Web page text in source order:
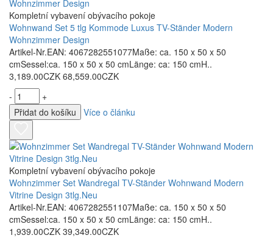
Kompletní vybavení obývacího pokoje
Wohnwand Set 5 tlg Kommode Luxus TV-Ständer Modern
Wohnzimmer Design
Artikel-Nr.EAN: 4067282551077Maße: ca. 150 x 50 x 50
cmSessel:ca. 150 x 50 x 50 cmLänge: ca: 150 cmH..
3,189.00CZK 68,559.00CZK
-
+
Přidat do košíku
Více o článku
Kompletní vybavení obývacího pokoje
Wohnzimmer Set Wandregal TV-Ständer Wohnwand Modern
Vitrine Design 3tlg.Neu
Artikel-Nr.EAN: 4067282551107Maße: ca. 150 x 50 x 50
cmSessel:ca. 150 x 50 x 50 cmLänge: ca: 150 cmH..
1,939.00CZK 39,349.00CZK